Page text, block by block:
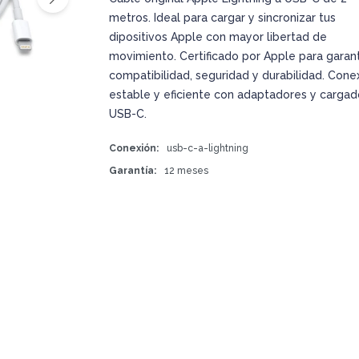
metros. Ideal para cargar y sincronizar tus
dipositivos Apple con mayor libertad de
movimiento. Certificado por Apple para
compatibilidad, seguridad y durabilidad.
estable y eficiente con adaptadores y
USB-C.
Conexión
usb-c-a-lightning
Garantía
12 meses